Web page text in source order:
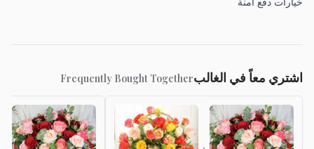
اشتري معاً في الغالبFrequently Bought Together